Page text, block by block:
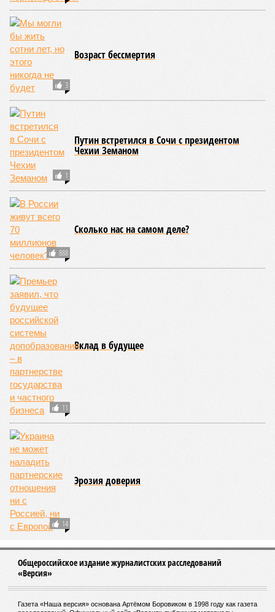
3
Возраст бессмертия
1
Путин встретился в Сочи с президентом
Чехии Земаном
888
Сколько нас на самом деле?
11
Вклад в будущее
14
Эрозия доверия
Общероссийское издание журналистских расследований
«Версия»
Газета «Наша версия» основана Артёмом Боровиком в 1998 году как газета